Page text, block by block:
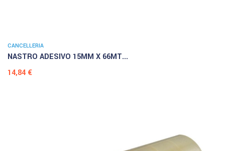
CANCELLERIA
NASTRO ADESIVO 15MM X 66MT...
Prezzo
14,84 €